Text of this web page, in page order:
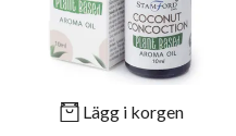
Lägg i korgen